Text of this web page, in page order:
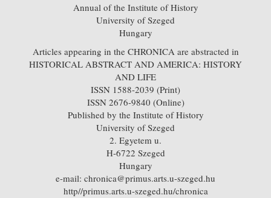
Annual of the Institute of History
University of Szeged
Hungary
Articles appearing in the CHRONICA are abstracted in
HISTORICAL ABSTRACT AND AMERICA: HISTORY
AND LIFE
ISSN 1588-2039 (Print)
ISSN 2676-9840 (Online)
Published by the Institute of History
University of Szeged
2. Egyetem u.
H-6722 Szeged
Hungary
e-mail: chronica@primus.arts.u-szeged.hu
http//primus.arts.u-szeged.hu/chronica